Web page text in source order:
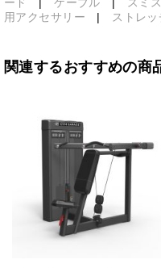
用アクセサリー | ストレ
関連するおすすめの商